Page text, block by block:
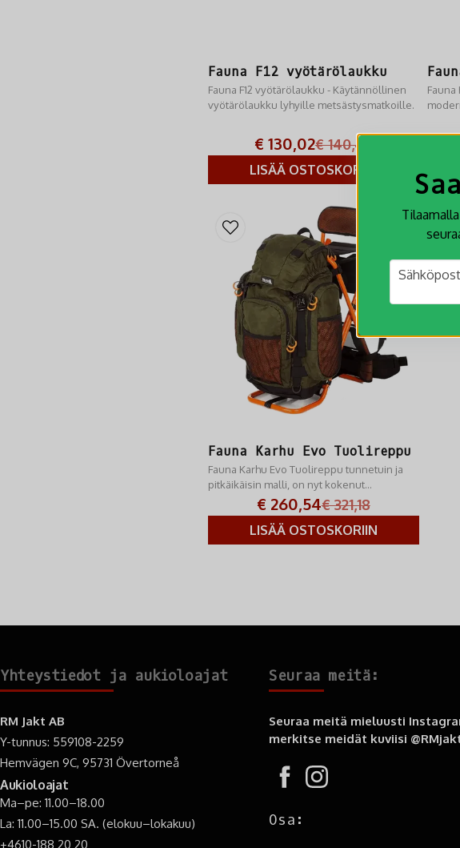
Fauna F12 vyötärölaukku
Fauna F12 vyötärölaukku - Käytännöllinen
vyötärölaukku lyhyille metsästysmatkoille.
€ 140,46
€ 130,02
LISÄÄ OSTOSKORIIN
Fauna Karhu Evo Tuolireppu
Fauna Karhu Evo Tuolireppu tunnetuin ja
pitkäikäisin malli, on nyt kokenut
merkittävän päivityksen.€ 321,18
€ 260,54
LISÄÄ OSTOSKORIIN
-19%
email
Yhteystiedot ja aukioloajat
RM Jakt AB
Y-tunnus: 559108-2259
Hemvägen 9C, 95731 Övertorneå
Aukioloajat
Ma–pe: 11.00–18.00
La: 11.00–15.00 SA. (elokuu–lokakuu)
+4610-188 20 20
Seuraa meitä:
Seuraa meitä mieluusti
merkitse meidät kuviisi
Osa: